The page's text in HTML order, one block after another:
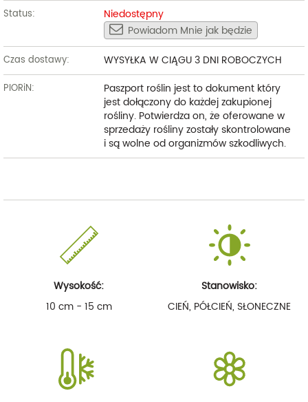
Status:
Niedostępny
Powiadom Mnie jak będzie
Czas dostawy: WYSYŁKA W CIĄGU 3 DNI ROBOCZYCH
PIORiN:
Paszport roślin jest to dokument który
jest dołączony do każdej zakupionej
rośliny. Potwierdza on, że oferowane w
sprzedaży rośliny zostały skontrolowane
i są wolne od organizmów szkodliwych.
Wysokość:
10 cm - 15 cm
Stanowisko:
CIEŃ, PÓŁCIEŃ, SŁONECZNE